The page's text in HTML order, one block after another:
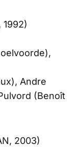
1992)
Andre
(Benoît
2003)